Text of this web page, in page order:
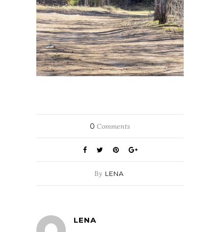
0 Comments
By LENA
LENA